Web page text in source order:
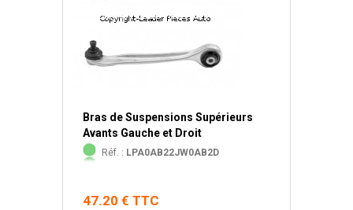
Bras de Suspensions Supérieurs
Avants Gauche et Droit
Réf. : LPA0AB22JW0AB2D
47.20 € TTC